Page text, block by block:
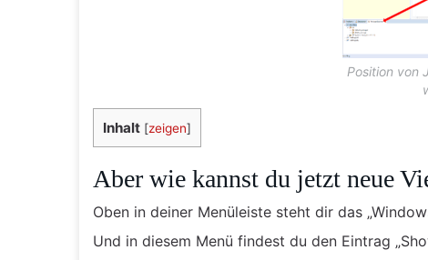
Position von
Inhalt [zeigen]
Aber wie kannst du jetzt neue
Oben in deiner Menüleiste steht dir das
Und in diesem Menü findest du den Eintrag